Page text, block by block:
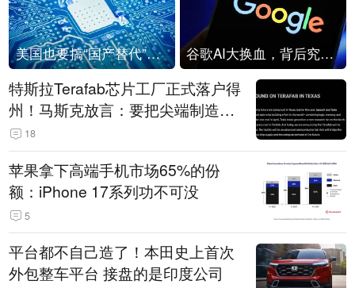
美国也要搞“国产替代”？先算清三笔账 谷歌AI大换血，背后究竟发生了什么？
特斯拉Terafab芯片工厂正式落户得
州！马斯克放言：要把尖端制造带
回美国
18
苹果拿下高端手机市场65%的份
额：iPhone 17系列功不可没
5
平台都不自己造了！本田史上首次
外包整车平台 接盘的是印度公司